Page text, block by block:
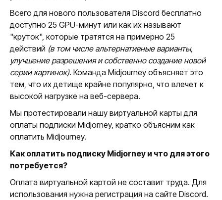
Всего для нового пользователя Discord бесплатно
доступно 25 GPU-минут или как их называют
"круток", которые тратятся на примерно 25
действий (в том числе альтернативные варианты,
улучшение разрешения и собственно создание новой
серии картинок). Команда Midjourney объясняет это
тем, что их детище крайне популярно, что влечет к
высокой нагрузке на веб-сервера.
Мы протестировали нашу виртуальной карты для
оплаты подписки Midjorney, кратко объясним как
оплатить Midjourney.
Как оплатить подписку Midjorney и что для этого
потребуется?
Оплата виртуальной картой не составит труда. Для
использования нужна регистрация на сайте Discord.